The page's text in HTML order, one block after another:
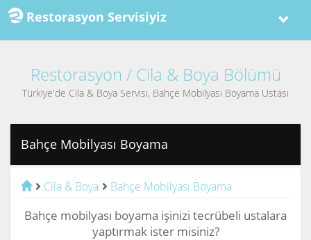
Restorasyon Servisiyiz
Restorasyon / Cila & Boya Bölümü
Türkiye'de Cila & Boya Servisi, Bahçe Mobilyası Boyama Ustası
Bahçe Mobilyası Boyama
Cila & Boya Bahçe Mobilyası Boyama
Bahçe mobilyası boyama işinizi tecrübeli ustalara
yaptırmak ister misiniz?